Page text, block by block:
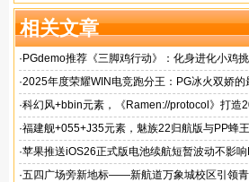
相关文章
· PGdemo推荐《三脚鸡行动》：化身进化小鸡
存射击
·2025年度荣耀WIN电竞跑分王：PG冰火双娇的
·科幻风+bbin元素，《Ramen://protocol》打造
的都市拉面店
·福建舰+055+J35元素，魅族22归航版与PP蜂
同台
·苹果推送iOS26正式版电池续航短暂波动不影
验
·五四广场旁新地标——新航道万象城校区引领